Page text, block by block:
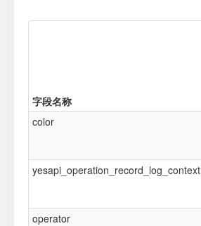
字段名称
color
yesapi_operation_record_log_context
operator